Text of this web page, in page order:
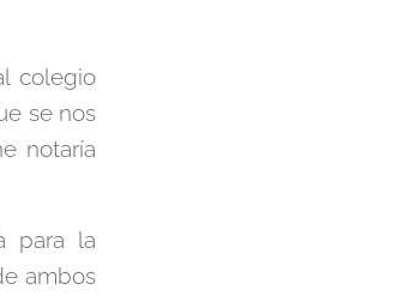
colegio
se nos
notaría
para la
ambos